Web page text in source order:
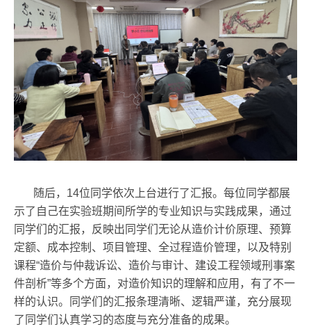
随后，14位同学依次上台进行了汇报。每位同学都展
示了自己在实验班期间所学的专业知识与实践成果，通过
同学们的汇报，反映出同学们无论从造价计价原理、预算
定额、成本控制、项目管理、全过程造价管理，以及特别
课程“造价与仲裁诉讼、造价与审计、建设工程领域刑事案
件剖析”等多个方面，对造价知识的理解和应用，有了不一
样的认识。同学们的汇报条理清晰、逻辑严谨，充分展现
了同学们认真学习的态度与充分准备的成果。